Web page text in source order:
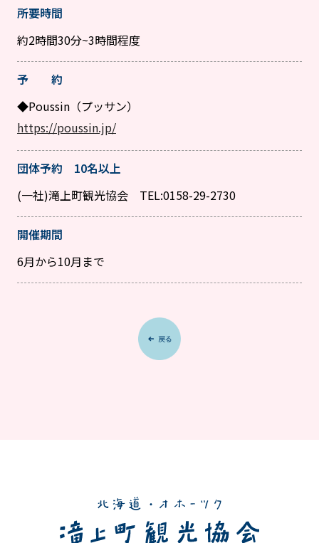
所要時間
約2時間30分~3時間程度
予 約
◆Poussin（プッサン）
https://poussin.jp/
団体予約 10名以上
(一社)滝上町観光協会 TEL:0158-29-2730
開催期間
6月から10月まで